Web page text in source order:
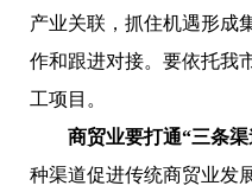
产业关联，抓住机遇形成
作和跟进对接。要依托我
工项目。
商贸业要打通“三条渠
种渠道促进传统商贸业发展